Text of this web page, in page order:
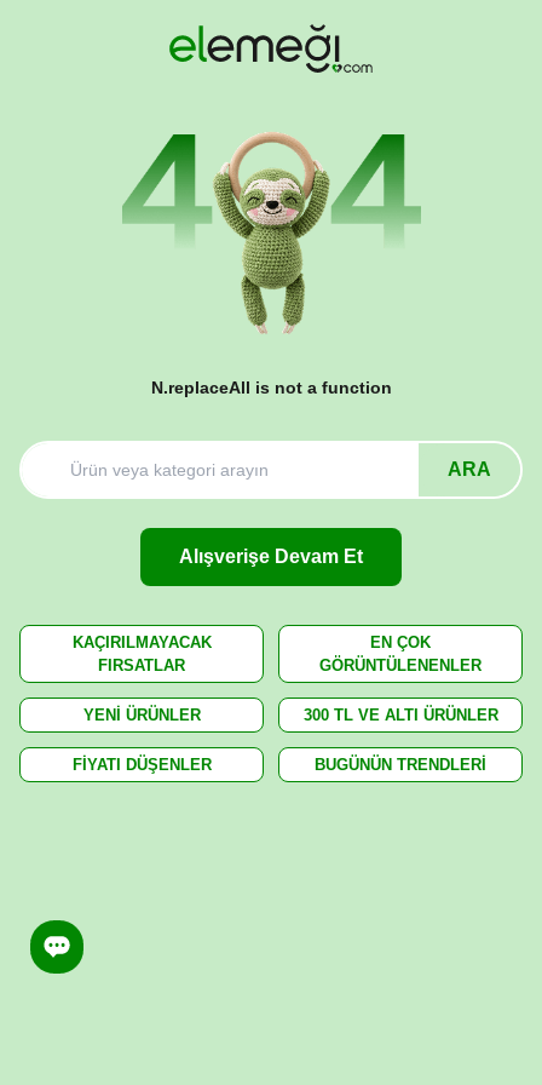
N.replaceAll is not a function
ARA
Alışverişe Devam Et
KAÇIRILMAYACAK
FIRSATLAR
EN ÇOK
GÖRÜNTÜLENENLER
YENİ ÜRÜNLER 300 TL VE ALTI ÜRÜNLER
FİYATI DÜŞENLER BUGÜNÜN TRENDLERİ